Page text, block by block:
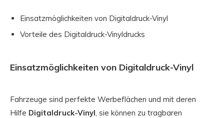
Einsatzmöglichkeiten von Digitaldruck-Vinyl
Vorteile des Digitaldruck-Vinyldrucks
Einsatzmöglichkeiten von Digitaldruck-Vinyl
Fahrzeuge sind perfekte Werbeflächen und mit deren
Hilfe Digitaldruck-Vinyl, sie können zu tragbaren